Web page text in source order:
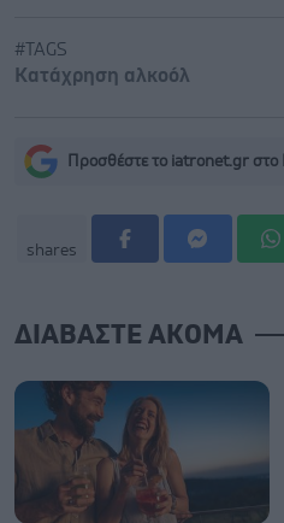
#TAGS
Κατάχρηση αλκοόλ
Προσθέστε το iatronet.gr στο
shares
ΔΙΑΒΑΣΤΕ ΑΚΟΜΑ